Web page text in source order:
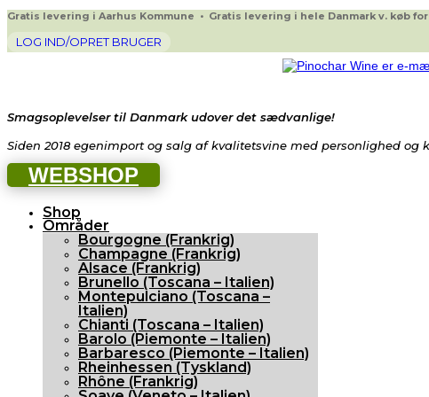
Gratis levering i Aarhus Kommune • Gratis levering i hele Danmark v. køb
LOG IND/OPRET BRUGER
Smagsoplevelser til Danmark udover det sædvanlige!
Siden 2018 egenimport og salg af kvalitetsvine med personlighed
WEBSHOP
Shop
Områder
Bourgogne (Frankrig)
Champagne (Frankrig)
Alsace (Frankrig)
Brunello (Toscana – Italien)
Montepulciano (Toscana –
Italien)
Chianti (Toscana – Italien)
Barolo (Piemonte – Italien)
Barbaresco (Piemonte – Italien)
Rheinhessen (Tyskland)
Rhône (Frankrig)